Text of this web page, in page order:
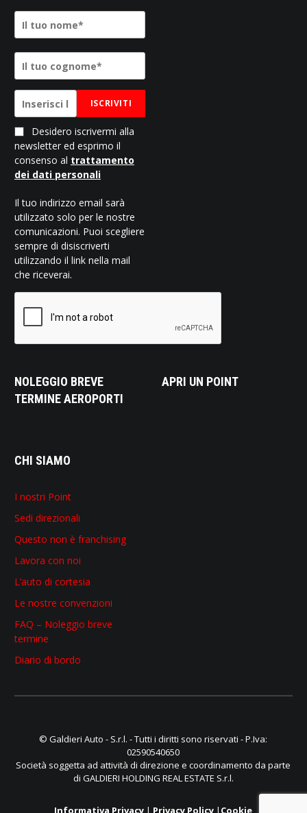
ISCRIVITI
Desidero iscrivermi alla
newsletter ed esprimo il
consenso al trattamento
dei dati personali
Il tuo indirizzo email sarà
utilizzato solo per le nostre
comunicazioni. Puoi scegliere
sempre di disiscriverti
utilizzando il link nella mail
che riceverai.
NOLEGGIO BREVE
TERMINE AEROPORTI
APRI UN POINT
CHI SIAMO
I nostri Point
Sedi direzionali
Questo non è franchising
Lavora con noi
L’auto di cortesia
Le nostre convenzioni
FAQ – Noleggio breve
termine
Diario di bordo
© Galdieri Auto - S.r.l. - Tutti i diritti sono riservati - P.Iva:
02590540650
Società soggetta ad attività di direzione e coordinamento da parte
di GALDIERI HOLDING REAL ESTATE S.r.l.
Informativa Privacy | Privacy Policy | Cookie